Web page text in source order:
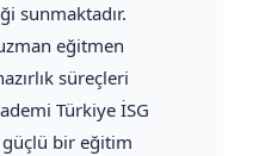
sunmaktadır.
eğitmen
süreçleri
Türkiye İSG
güçlü bir eğitim